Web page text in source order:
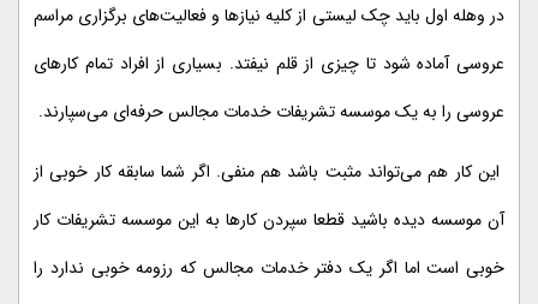
در وهله اول باید چک لیستی از کلیه نیازها و فعالیت‌های برگزاری مراسم
عروسی آماده شود تا چیزی از قلم نیفتد. بسیاری از افراد تمام کارهای
عروسی را به یک موسسه تشریفات خدمات مجالس حرفه‌ای می‌سپارند.
این کار هم می‌تواند مثبت باشد هم منفی. اگر شما سابقه کار خوبی از
آن موسسه دیده باشید قطعا سپردن کارها به این موسسه تشریفات کار
خوبی است اما اگر یک دفتر خدمات مجالس که رزومه خوبی ندارد را